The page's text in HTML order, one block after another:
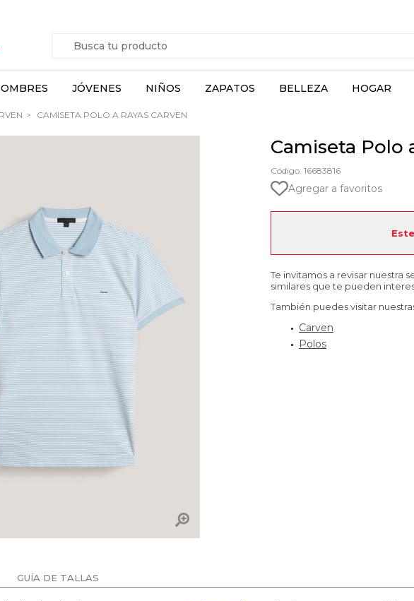
JÓVENES NIÑOS ZAPATOS BELLEZA HOGAR
CAMISETA POLO A RAYAS CARVEN
Camiseta Polo
Código: 16683816
Agregar a favoritos
Te invitamos a revisar nuestra
similares que te pueden
También puedes visitar
Carven
Polos
GUÍA DE TALLAS